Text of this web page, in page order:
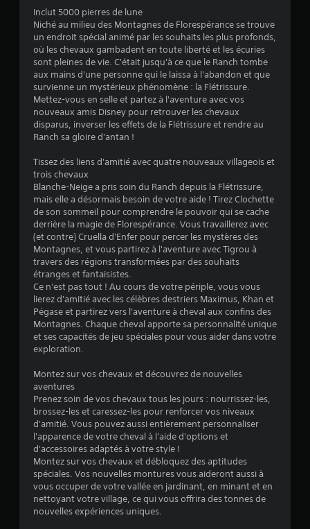
:
3
é
t
o
l
e
s
u
r
(
3
Inclut 5000 pierres de lune
Niché au milieu des Montagnes de Florespérance se trouve
un endroit spécial animé par les souhaits les plus profonds,
où les chevaux gambadent en toute liberté et les écuries
sont pleines de vie. C'était jusqu'à ce que le Ranch tombe
aux mains d'une personne qui le laissa à l'abandon et que
survienne un mystérieux phénomène : la Flétrissure.
Mettez-vous en selle et partez à l'aventure avec vos
nouveaux amis Disney pour retrouver les chevaux
disparus, inverser les effets de la Flétrissure et rendre au
Ranch sa gloire d'antan !
Tissez des liens d'amitié avec quatre nouveaux villageois et
trois chevaux
Blanche-Neige a pris soin du Ranch depuis la Flétrissure,
mais elle a désormais besoin de votre aide ! Tirez Clochette
de son sommeil pour comprendre le pouvoir qui se cache
derrière la magie de Florespérance. Vous travaillerez avec
(et contre) Cruella d'Enfer pour percer les mystères des
Montagnes, et vous partirez à l'aventure avec Tigrou à
travers des régions transformées par des souhaits
étranges et fantaisistes.
Ce n'est pas tout ! Au cours de votre périple, vous vous
lierez d'amitié avec les célèbres destriers Maximus, Khan et
Pégase et partirez vers l'aventure à cheval aux confins des
Montagnes. Chaque cheval apporte sa personnalité unique
et ses capacités de jeu spéciales pour vous aider dans votre
exploration.
Montez sur vos chevaux et découvrez de nouvelles
aventures
Prenez soin de vos chevaux tous les jours : nourrissez-les,
brossez-les et caressez-les pour renforcer vos niveaux
d'amitié. Vous pouvez aussi entièrement personnaliser
l'apparence de votre cheval à l'aide d'options et
d'accessoires adaptés à votre style !
Montez sur vos chevaux et débloquez des aptitudes
spéciales. Vos nouvelles montures vous aideront aussi à
vous occuper de votre vallée en jardinant, en minant et en
nettoyant votre village, ce qui vous offrira des tonnes de
nouvelles expériences uniques.